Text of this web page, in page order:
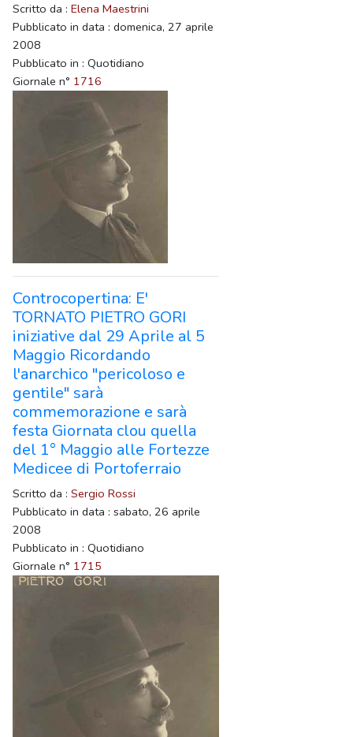
Scritto da : Elena Maestrini
Pubblicato in data : domenica, 27 aprile
2008
Pubblicato in : Quotidiano
Giornale n° 1716
Controcopertina: E'
TORNATO PIETRO GORI
iniziative dal 29 Aprile al 5
Maggio Ricordando
l'anarchico "pericoloso e
gentile" sarà
commemorazione e sarà
festa Giornata clou quella
del 1° Maggio alle Fortezze
Medicee di Portoferraio
Scritto da : Sergio Rossi
Pubblicato in data : sabato, 26 aprile
2008
Pubblicato in : Quotidiano
Giornale n° 1715